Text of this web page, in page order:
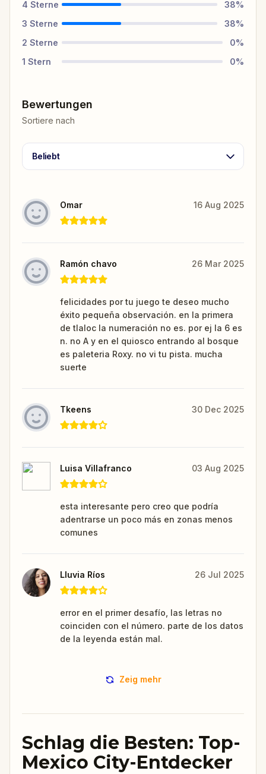
4 Sterne 38%
3 Sterne 38%
2 Sterne 0%
1 Stern 0%
Bewertungen
Sortiere nach
Beliebt
Omar 16 Aug 2025
Ramón chavo 26 Mar 2025
felicidades por tu juego te deseo mucho
éxito pequeña observación. en la primera
de tlaloc la numeración no es. por ej la 6 es
n. no A y en el quiosco entrando al bosque
es paleteria Roxy. no vi tu pista. mucha
suerte
Tkeens 30 Dec 2025
Luisa Villafranco 03 Aug 2025
esta interesante pero creo que podría
adentrarse un poco más en zonas menos
comunes
Lluvia Ríos 26 Jul 2025
error en el primer desafío, las letras no
coinciden con el número. parte de los datos
de la leyenda están mal.
Zeig mehr
Schlag die Besten: Top-
Mexico City-Entdecker